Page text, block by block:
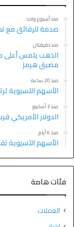
منذ أسبوع واحد
صدمة للرقائق مع
منذ دقيقتان
الذهب يلمس أعلى
مضيق هرمز
منذ 20 ساعة
الأسهم الآسيوية
منذ 3 أسابيع
الدولار الأمريكي
منذ 6 أيام
الأسهم الآسيوية
فئات هامة
العملات